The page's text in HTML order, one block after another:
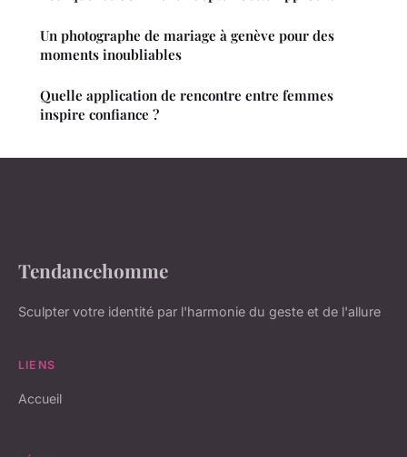
Un photographe de mariage à genève pour des
moments inoubliables
Quelle application de rencontre entre femmes
inspire confiance ?
Tendancehomme
Sculpter votre identité par l'harmonie du geste et de l'allure
LIENS
Accueil